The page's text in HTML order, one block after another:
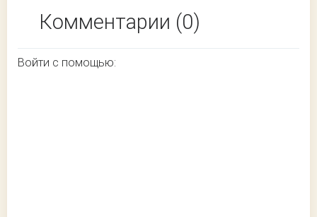
Комментарии (0)
Войти с помощью: